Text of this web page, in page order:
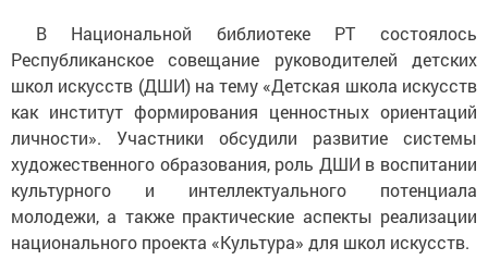
В Национальной библиотеке РТ состоялось
Республиканское совещание руководителей детских
школ искусств (ДШИ) на тему «Детская школа искусств
как институт формирования ценностных ориентаций
личности». Участники обсудили развитие системы
художественного образования, роль ДШИ в воспитании
культурного и интеллектуального потенциала
молодежи, а также практические аспекты реализации
национального проекта «Культура» для школ искусств.